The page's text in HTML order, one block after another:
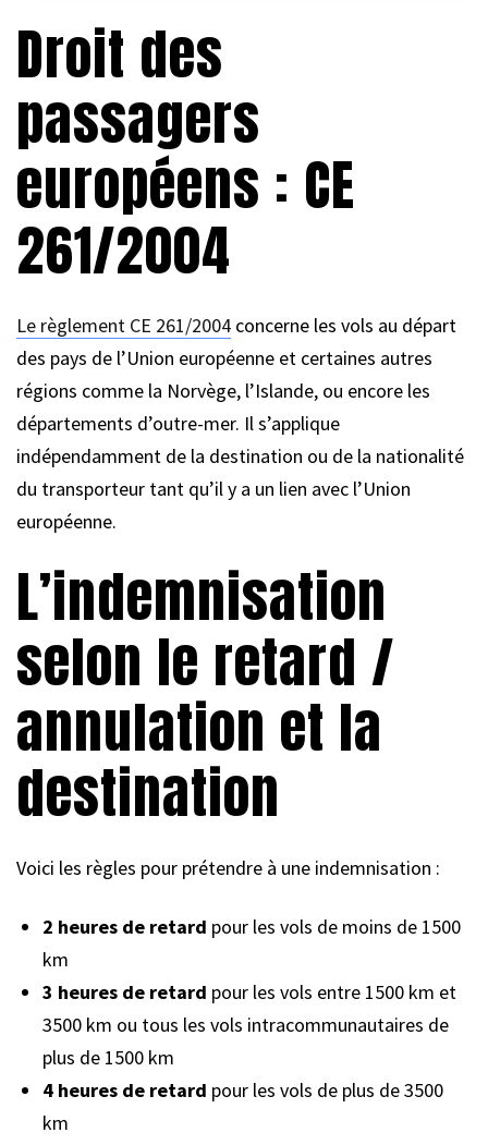
Droit des
passagers
européens : CE
261/2004
Le règlement CE 261/2004 concerne les vols au départ
des pays de l’Union européenne et certaines autres
régions comme la Norvège, l’Islande, ou encore les
départements d’outre-mer. Il s’applique
indépendamment de la destination ou de la nationalité
du transporteur tant qu’il y a un lien avec l’Union
européenne.
L’indemnisation
selon le retard /
annulation et la
destination
Voici les règles pour prétendre à une indemnisation :
2 heures de retard pour les vols de moins de 1500
km
3 heures de retard pour les vols entre 1500 km et
3500 km ou tous les vols intracommunautaires de
plus de 1500 km
4 heures de retard pour les vols de plus de 3500
km